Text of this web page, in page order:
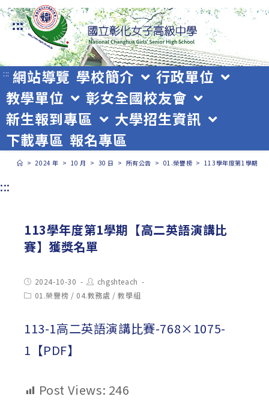
跳
轉
至
主
要
內
容
:::
::: 網站導覽 學校簡介
行政單位
教學單位
彰女全國校友會
新生報到專區
大學招生資訊
下載專區 報名專區
> 2024 年 > 10 月 > 30 日 > 所有公告 > 01.榮譽榜 > 113學年度第1學期【
:::
113學年度第1學期【高二英語演講比
賽】獲獎名單
Post2024-10-30
Post
author:
chgshteach
Post01.榮譽榜 / 04.教務處 / 教學組
113-1高二英語演講比賽-768×1075-
1【PDF】
Post Views: 246